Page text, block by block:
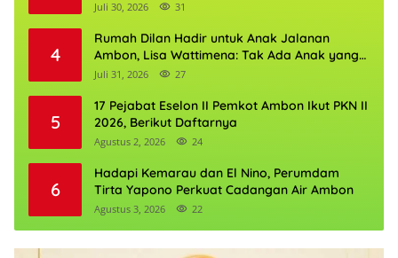
Juli 30, 2026 31
4
Rumah Dilan Hadir untuk Anak Jalanan
Ambon, Lisa Wattimena: Tak Ada Anak yang
Boleh Kehilangan Masa Depannya
Juli 31, 2026 27
5
17 Pejabat Eselon II Pemkot Ambon Ikut PKN II
2026, Berikut Daftarnya
Agustus 2, 2026 24
6
Hadapi Kemarau dan El Nino, Perumdam
Tirta Yapono Perkuat Cadangan Air Ambon
Agustus 3, 2026 22